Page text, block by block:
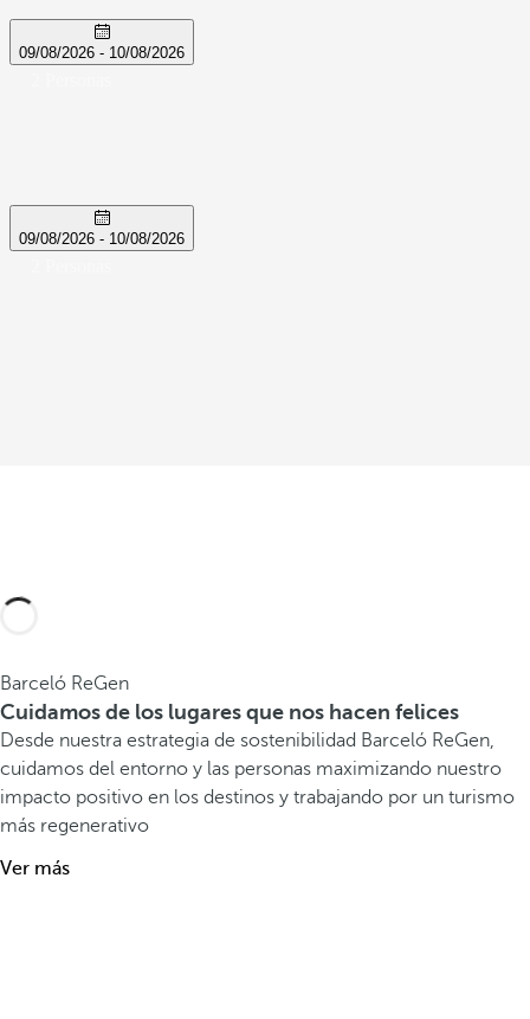
Barceló ReGen
Cuidamos de los lugares que nos hacen felices
Desde nuestra estrategia de sostenibilidad Barceló ReGen,
cuidamos del entorno y las personas maximizando nuestro
impacto positivo en los destinos y trabajando por un turismo
más regenerativo
Ver más